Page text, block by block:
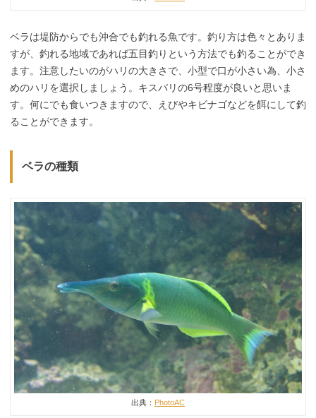
ベラは堤防からでも沖合でも釣れる魚です。釣り方は色々とありま
すが、釣れる地域であれば五目釣りという方法でも釣ることができ
ます。注意したいのがハリの大きさで、小型で口が小さい為、小さ
めのハリを選択しましょう。キスバリの6号程度が良いと思いま
す。何にでも食いつきますので、えびやキビナゴなどを餌にして釣
ることができます。
ベラの種類
出典： PhotoAC